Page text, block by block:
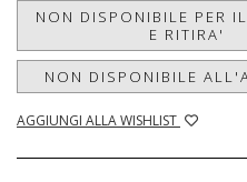
NON DISPONIBILE PER
E RITIRA'
NON DISPONIBILE
AGGIUNGI ALLA WISHLIST